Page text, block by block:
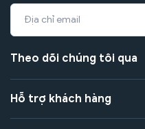
Theo dõi chúng tôi qua
Hỗ trợ khách hàng